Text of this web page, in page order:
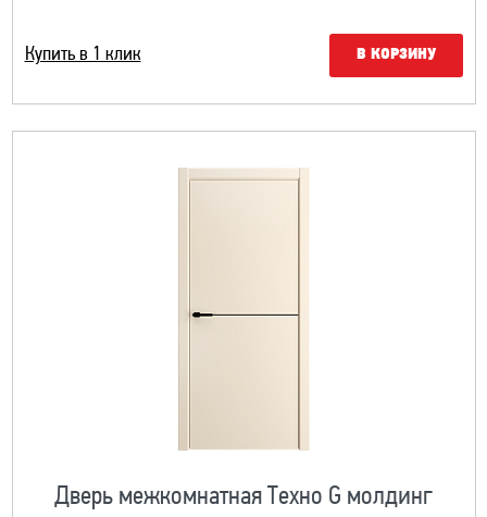
Купить в 1 клик В КОРЗИНУ
Дверь межкомнатная Техно G молдинг